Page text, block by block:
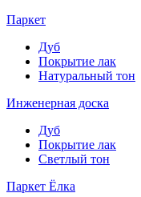
Паркет
Дуб
Покрытие лак
Натуральный тон
Инженерная доска
Дуб
Покрытие лак
Светлый тон
Паркет Ёлка